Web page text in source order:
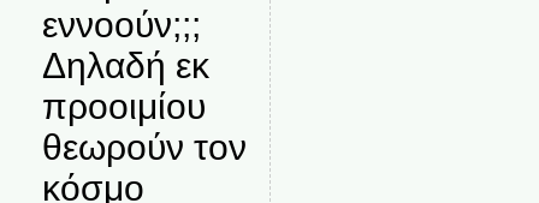
εννοούν;;;
Δηλαδή εκ
προοιμίου
θεωρούν τον
κόσμο